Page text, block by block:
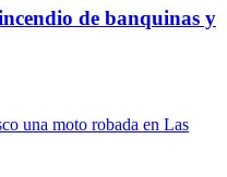
de banquinas y